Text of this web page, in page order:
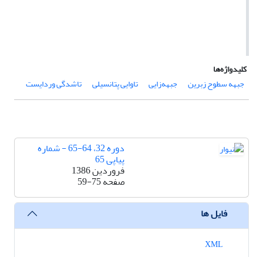
کلیدواژه‌ها
جبهه سطوح زبرین
جبهه‌زایی تاوایی پتانسیلی تاشدگی وردایست
دوره 32، 64-65 - شماره
پیاپی 65
فروردین 1386
صفحه59-75
فایل ها